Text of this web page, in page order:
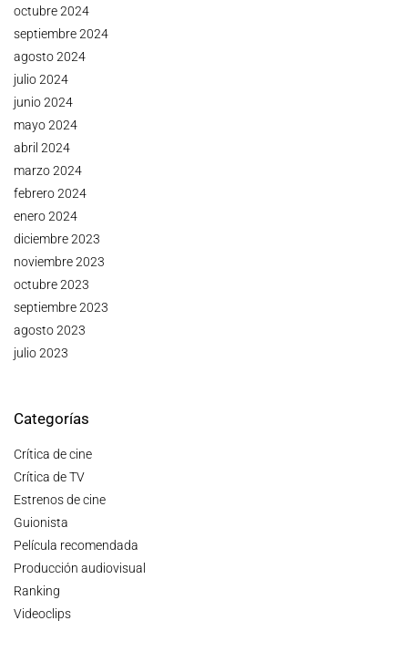
octubre 2024
septiembre 2024
agosto 2024
julio 2024
junio 2024
mayo 2024
abril 2024
marzo 2024
febrero 2024
enero 2024
diciembre 2023
noviembre 2023
octubre 2023
septiembre 2023
agosto 2023
julio 2023
Categorías
Crítica de cine
Crítica de TV
Estrenos de cine
Guionista
Película recomendada
Producción audiovisual
Ranking
Videoclips